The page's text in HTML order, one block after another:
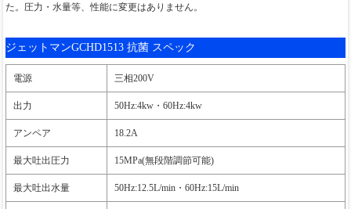
た。圧力・水量等、性能に変更はありません。
ジェットマンGCHD1513 抗菌 スペック
電源 三相200V
出力 50Hz:4kw・60Hz:4kw
アンペア 18.2A
最大吐出圧力 15MPa(無段階調節可能)
最大吐出水量 50Hz:12.5L/min・60Hz:15L/min